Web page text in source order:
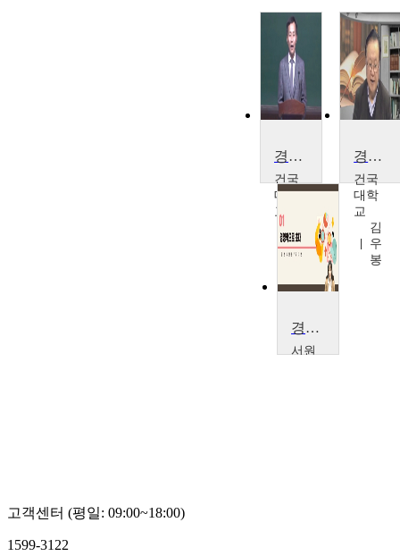
경영학원론
건국
대학
교
준
환
경영학원론
건국
대학
교
김
우
봉
경영학원론
서원
고객센터 (평일: 09:00~18:00)
1599-3122